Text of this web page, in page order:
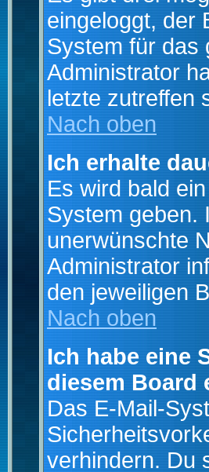
eingeloggt, der
System für das
Administrator
letzte zutreffen
Nach oben
Ich erhalte
Es wird bald
System geben.
unerwünschte
Administrator
den jeweiligen
Nach oben
Ich habe eine
diesem Board
Das E-Mail-
verhindern. Du